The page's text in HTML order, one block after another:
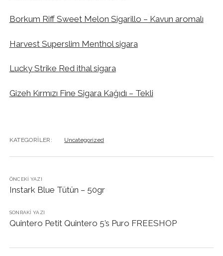
Borkum Riff Sweet Melon Sigarillo – Kavun aromalı
Harvest Superslim Menthol sigara
Lucky Strike Red ithal sigara
Gizeh Kırmızı Fine Sigara Kağıdı – Tekli
KATEGORILER: Uncategorized
ÖNCEKI YAZI
Instark Blue Tütün – 50gr
SONRAKI YAZI
Quintero Petit Quintero 5’s Puro FREESHOP